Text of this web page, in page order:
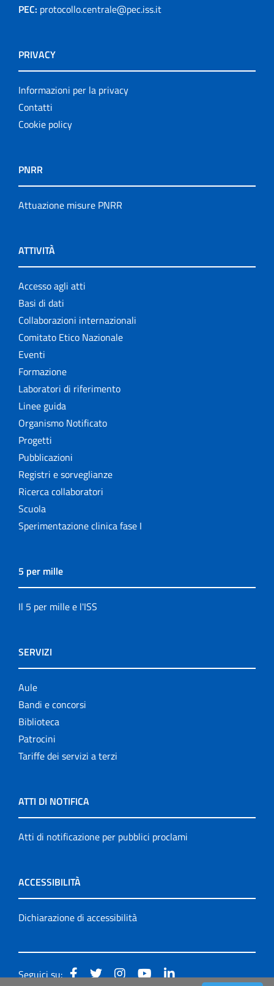
PEC: protocollo.centrale@pec.iss.it
PRIVACY
Informazioni per la privacy
Contatti
Cookie policy
PNRR
Attuazione misure PNRR
ATTIVITÀ
Accesso agli atti
Basi di dati
Collaborazioni internazionali
Comitato Etico Nazionale
Eventi
Formazione
Laboratori di riferimento
Linee guida
Organismo Notificato
Progetti
Pubblicazioni
Registri e sorveglianze
Ricerca collaboratori
Scuola
Sperimentazione clinica fase I
5 per mille
Il 5 per mille e l'ISS
SERVIZI
Aule
Bandi e concorsi
Biblioteca
Patrocini
Tariffe dei servizi a terzi
ATTI DI NOTIFICA
Atti di notificazione per pubblici proclami
ACCESSIBILITÀ
Dichiarazione di accessibilità
Seguici su: